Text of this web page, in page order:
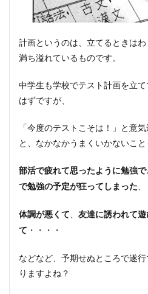
計画というのは、立てるときは
満ち溢れているものです。
中学生も学校でテスト計画を立
はずですが、
「今度のテストこそは！」と意
と、なかなかうまくいかないこと
部活で疲れて思ったように勉強で
で勉強の予定が狂ってしまった
体調が悪くて 友達に誘われて
て ・・・・
などなど、予期せぬところで遂
りますよね？